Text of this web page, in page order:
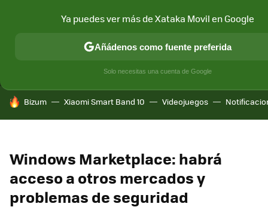
MÓVIL Y SOCIEDAD APLICACIONES
HOY SE HABLA DE
Bizum Xiaomi Smart Band 10 Videojuegos
Windows Marketplace: habrá
acceso a otros mercados y
problemas de seguridad
Ya puedes ver más de Xataka Movil en Google
Añádenos como fuente preferida
Solo necesitas una cuenta de Google